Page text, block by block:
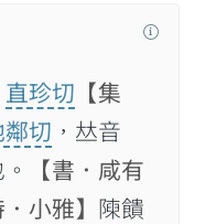
直珍切 【集
鄰切 ，𠀤音
【書．咸有
．小雅】 𨻰饋